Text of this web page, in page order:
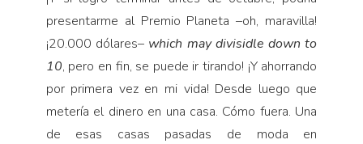
presentarme al Pre­mio Planeta –oh, maravilla!
¡20.000 dólares– which may divisidle down to
10, pero en fin, se puede ir tirando! ¡Y ahorrando
por primera vez en mi vida! Desde luego que
metería el dinero en una casa. Cómo fuera. Una
de esas casas pasadas de moda en